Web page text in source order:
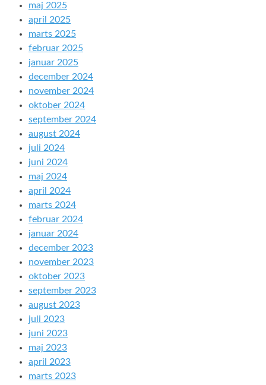
maj 2025
april 2025
marts 2025
februar 2025
januar 2025
december 2024
november 2024
oktober 2024
september 2024
august 2024
juli 2024
juni 2024
maj 2024
april 2024
marts 2024
februar 2024
januar 2024
december 2023
november 2023
oktober 2023
september 2023
august 2023
juli 2023
juni 2023
maj 2023
april 2023
marts 2023